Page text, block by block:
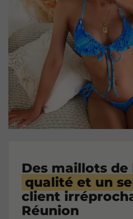
Des maillots de
qualité et un
client
Réunion